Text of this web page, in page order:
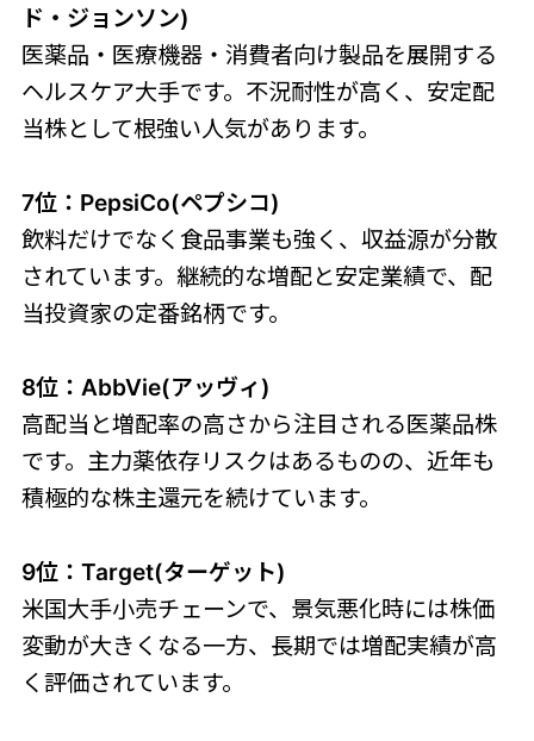
ド・ジョンソン)
医薬品・医療機器・消費者向け製品を展開する
ヘルスケア大手です。不況耐性が高く、安定配
当株として根強い人気があります。
7位：PepsiCo(ペプシコ)
飲料だけでなく食品事業も強く、収益源が分散
されています。継続的な増配と安定業績で、配
当投資家の定番銘柄です。
8位：AbbVie(アッヴィ)
高配当と増配率の高さから注目される医薬品株
です。主力薬依存リスクはあるものの、近年も
積極的な株主還元を続けています。
9位：Target(ターゲット)
米国大手小売チェーンで、景気悪化時には株価
変動が大きくなる一方、長期では増配実績が高
く評価されています。